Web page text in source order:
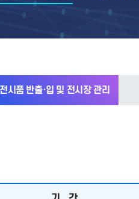
전시품 반출·입 및 전시장 관리